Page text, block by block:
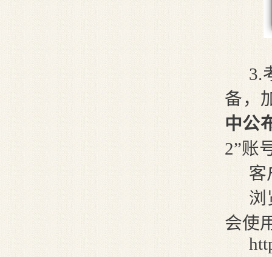
3.
备，
中公
2”账
客
浏
会使